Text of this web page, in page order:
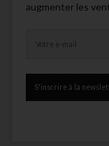
augmenter les